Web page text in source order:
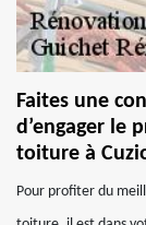
Faites une
d’engager le
toiture à
Pour profiter du